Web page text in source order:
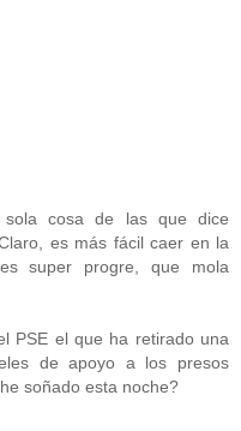
cosa de las que dice
es más fácil caer en la
super progre, que mola
PSE el que ha retirado una
de apoyo a los presos
soñado esta noche?